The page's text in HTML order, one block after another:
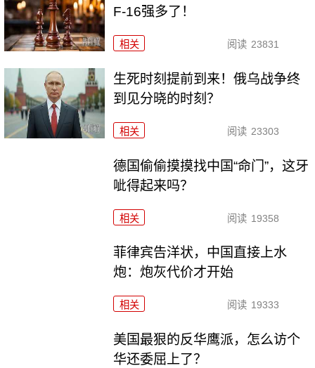
F-16强多了！
相关 阅读 23831
生死时刻提前到来！俄乌战争终
到见分晓的时刻？
相关 阅读 23303
德国偷偷摸摸找中国“命门”，这牙
呲得起来吗？
相关 阅读 19358
菲律宾告洋状，中国直接上水
炮：炮灰代价才开始
相关 阅读 19333
美国最狠的反华鹰派，怎么访个
华还委屈上了？